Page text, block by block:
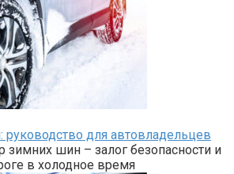
для автовладельцев
шин – залог безопасности и
в холодное время